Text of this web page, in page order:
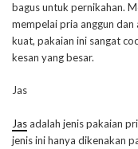
bagus untuk pernikahan.
mempelai pria anggun
kuat, pakaian ini sangat
kesan yang besar.
Jas
Jasadalah jenis pakaian
jenis ini hanya dikenakan